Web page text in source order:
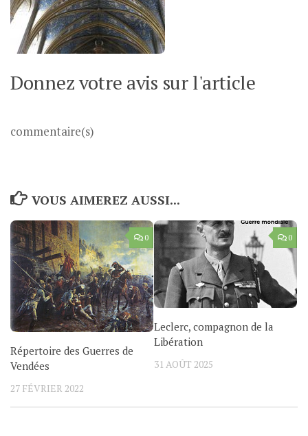
Donnez votre avis sur l'article
commentaire(s)
VOUS AIMEREZ AUSSI...
0
Répertoire des Guerres de
Vendées
27 FÉVRIER 2022
0
Leclerc, compagnon de la
Libération
31 AOÛT 2025